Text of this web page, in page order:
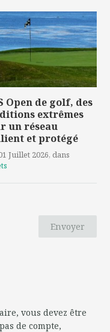
Open de golf, des
extrêmes
un réseau
et protégé
Juillet 2026, dans
Envoyer
vous devez être
de compte,